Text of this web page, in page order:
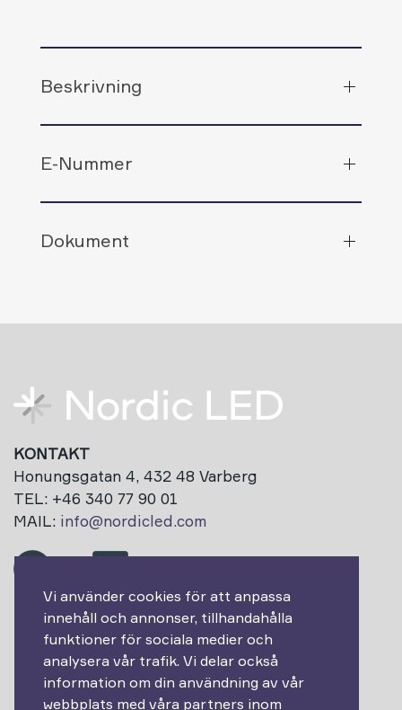
Vi använder cookies för att anpassa
innehåll och annonser, tillhandahålla
funktioner för sociala medier och
analysera vår trafik. Vi delar också
information om din användning av vår
webbplats med våra partners inom
Beskrivning
E-Nummer
Dokument
KONTAKT
Honungsgatan 4, 432 48 Varberg
TEL: +46 340 77 90 01
MAIL: info@nordicled.com
Prenumerera på vårt nyhetsbrev!
Epost